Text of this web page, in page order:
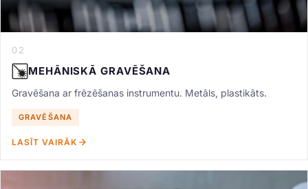
02
MEHĀNISKĀ GRAVĒŠANA
Gravēšana ar frēzēšanas instrumentu. Metāls, plastikāts.
GRAVĒŠANA
LASĪT VAIRĀK